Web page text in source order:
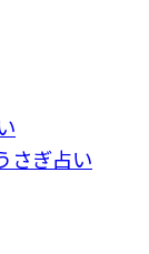
さぎ占い